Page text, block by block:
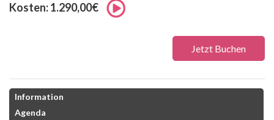
Kosten: 1.290,00€
Jetzt Buchen
Information
Agenda